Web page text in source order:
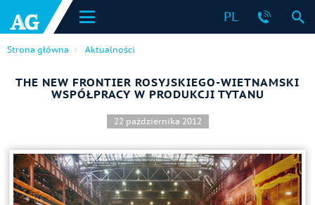
PL
Strona główna Aktualności
THE NEW FRONTIER ROSYJSKIEGO-WIETNAMSKI
WSPÓŁPRACY W PRODUKCJI TYTANU
22 października 2012